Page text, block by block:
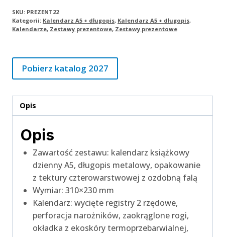
SKU: PREZENT22
Kategorii: Kalendarz A5 + długopis, Kalendarz A5 + długopis,
Kalendarze, Zestawy prezentowe, Zestawy prezentowe
Pobierz katalog 2027
Opis
Opis
Zawartość zestawu: kalendarz książkowy
dzienny A5, długopis metalowy, opakowanie
z tektury czterowarstwowej z ozdobną falą
Wymiar: 310×230 mm
Kalendarz: wycięte registry 2 rzędowe,
perforacja narożników, zaokrąglone rogi,
okładka z ekoskóry termoprzebarwialnej,